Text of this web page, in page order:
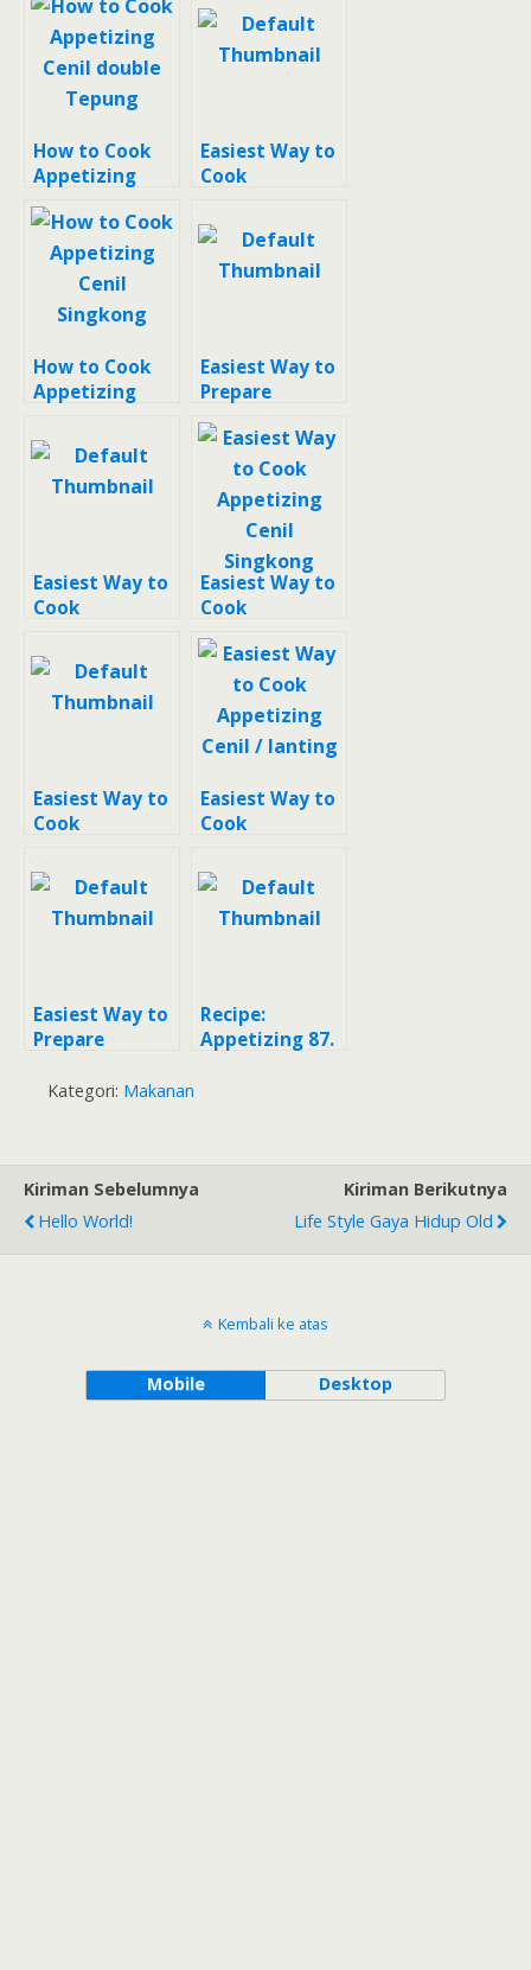
How to Cook
Appetizing
Cenil double
Tepung
Easiest Way to
Cook
Cenil
How to Cook
Appetizing
Easiest Way to
Prepare
Appetizing
Cenil gulmer
choco
Easiest Way to
Cook
Cenil Tapioka
Easiest Way to
Cook
Appetizing
Cenil Singkong
Easiest Way to
Cook
Gurandil / cenil
Easiest Way to
Cook
Cenil / lanting
Easiest Way to
Prepare
Bakwan/dadar/
ndeso)
Recipe:
Appetizing 87.
Kategori: Makanan
Kiriman Sebelumnya
Hello World!
Kiriman Berikutnya
Life Style Gaya Hidup Old
Kembali ke atas
Mobile Desktop